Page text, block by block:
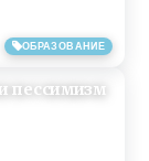
ОБРАЗОВАНИЕ
пессимизм